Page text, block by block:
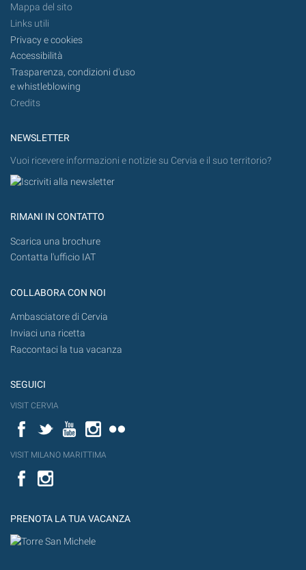
Mappa del sito
Links utili
Privacy e cookies
Accessibilità
Trasparenza, condizioni d'uso
e whistleblowing
Credits
NEWSLETTER
Vuoi ricevere informazioni e notizie su Cervia e il suo territorio?
RIMANI IN CONTATTO
Scarica una brochure
Contatta l'ufficio IAT
COLLABORA CON NOI
Ambasciatore di Cervia
Inviaci una ricetta
Raccontaci la tua vacanza
SEGUICI
VISIT CERVIA
FacebookTwitterYouTubeInstagram
VISIT MILANO MARITTIMA
Facebook
PRENOTA LA TUA VACANZA